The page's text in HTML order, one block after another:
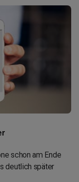
schon am Ende
deutlich später